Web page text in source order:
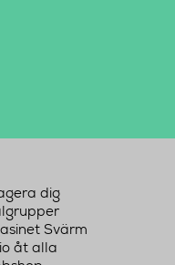
dig
Svärm
åt alla